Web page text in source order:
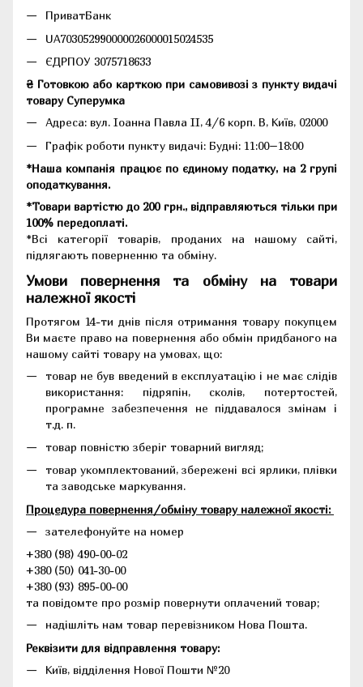
ПриватБанк
UA703052990000026000015024535
ЄДРПОУ 3075718633
₴ Готовкою або карткою при самовивозі з пункту видачі
товару Суперумка
Адреса: вул. Іоанна Павла II, 4/6 корп. В, Київ, 02000
Графік роботи пункту видачі: Будні: 11:00–18:00
*Наша компанія працює по єдиному податку, на 2 групі
оподаткування.
*Товари вартістю до 200 грн., відправляються тільки при
100% передоплаті.
*Всі категорії товарів, проданих на нашому сайті,
підлягають поверненню та обміну.
Умови повернення та обміну на товари
належної якості
Протягом 14-ти днів після отримання товару покупцем
Ви маєте право на повернення або обмін придбаного на
нашому сайті товару на умовах, що:
товар не був введений в експлуатацію і не має слідів
використання: підряпін, сколів, потертостей,
програмне забезпечення не піддавалося змінам і
т.д. п.
товар повністю зберіг товарний вигляд;
товар укомплектований, збережені всі ярлики, плівки
та заводське маркування.
Процедура повернення/обміну товару належної якості:
зателефонуйте на номер
+380 (98) 490-00-02
+380 (50) 041-30-00
+380 (93) 895-00-00
та повідомте про розмір повернути оплачений товар;
надішліть нам товар перевізником Нова Пошта.
Реквізити для відправлення товару:
Київ, відділення Нової Пошти №20